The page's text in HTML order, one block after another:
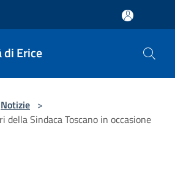
di Erice
Notizie >
della Sindaca Toscano in occasione